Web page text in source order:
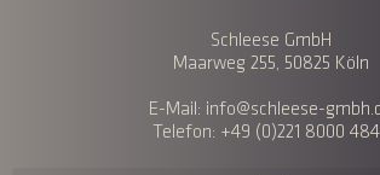
Schleese GmbH
Maarweg 255, 50825 Köln
E-Mail: info@schleese-
Telefon: +49 (0)221 8000